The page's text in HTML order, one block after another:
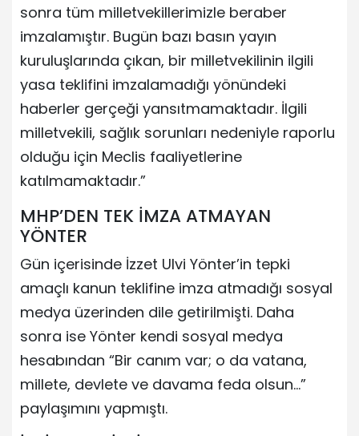
sonra tüm milletvekillerimizle beraber
imzalamıştır. Bugün bazı basın yayın
kuruluşlarında çıkan, bir milletvekilinin ilgili
yasa teklifini imzalamadığı yönündeki
haberler gerçeği yansıtmamaktadır. İlgili
milletvekili, sağlık sorunları nedeniyle raporlu
olduğu için Meclis faaliyetlerine
katılmamaktadır.”
MHP’DEN TEK İMZA ATMAYAN
YÖNTER
Gün içerisinde İzzet Ulvi Yönter’in tepki
amaçlı kanun teklifine imza atmadığı sosyal
medya üzerinden dile getirilmişti. Daha
sonra ise Yönter kendi sosyal medya
hesabından “Bir canım var; o da vatana,
millete, devlete ve davama feda olsun…”
paylaşımını yapmıştı.